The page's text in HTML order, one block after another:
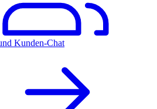
Kunden-Chat